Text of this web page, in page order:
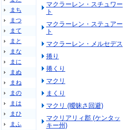
まち
まつ
まて
まと
まな
まに
まぬ
まね
まの
まは
まひ
まふ
マクラーレン・スチュワー
ト
マクラーレン・ステュアー
ト
マクラーレン・メルセデス
捲り
捲くり
マクリ
まくり
マクリ (曖昧さ回避)
マクリアリィ郡 (ケンタッ
キー州)